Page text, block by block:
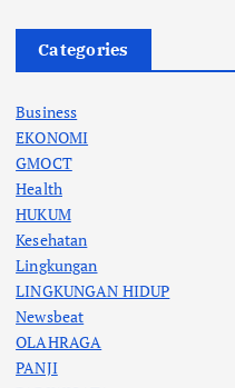
Categories
Business
EKONOMI
GMOCT
Health
HUKUM
Kesehatan
Lingkungan
LINGKUNGAN HIDUP
Newsbeat
OLAHRAGA
PANJI